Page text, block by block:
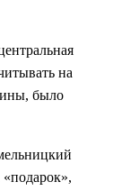
на
было